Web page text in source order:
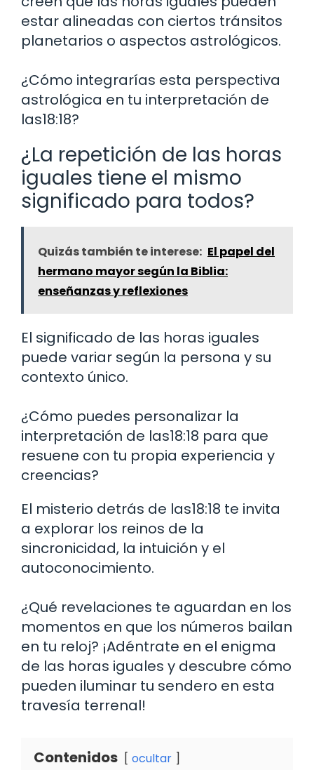
estar alineadas con ciertos tránsitos
planetarios o aspectos astrológicos.
¿Cómo integrarías esta perspectiva
astrológica en tu interpretación de
las18:18?
¿La repetición de las horas
iguales tiene el mismo
significado para todos?
Quizás también te interese: El papel del
hermano mayor según la Biblia:
enseñanzas y reflexiones
El significado de las horas iguales
puede variar según la persona y su
contexto único.
¿Cómo puedes personalizar la
interpretación de las18:18 para que
resuene con tu propia experiencia y
creencias?
El misterio detrás de las18:18 te invita
a explorar los reinos de la
sincronicidad, la intuición y el
autoconocimiento.
¿Qué revelaciones te aguardan en los
momentos en que los números bailan
en tu reloj? ¡Adéntrate en el enigma
de las horas iguales y descubre cómo
pueden iluminar tu sendero en esta
travesía terrenal!
Contenidos ocultar